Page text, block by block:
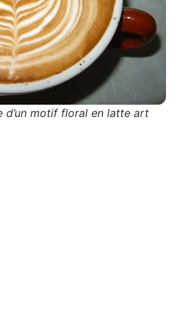
d’un motif floral en latte art